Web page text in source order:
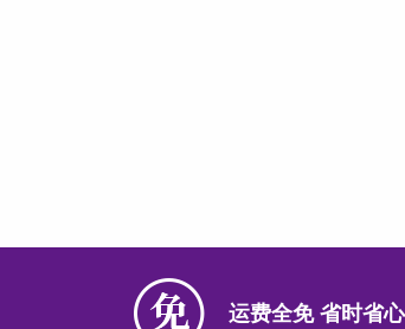
运费全免 省时省心